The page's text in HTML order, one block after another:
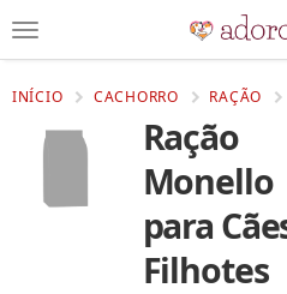
INÍCIO CACHORRO RAÇÃO
Ração
Monello
para
Filhotes